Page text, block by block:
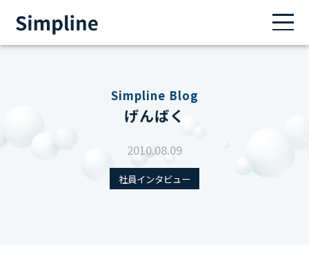
Simpline Blog
げんばく
2010.08.09
社員インタビュー